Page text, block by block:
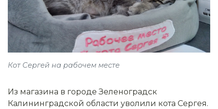
Кот Сергей на рабочем месте
Из магазина в городе Зеленоградск
Калининградской области уволили кота Сергея.